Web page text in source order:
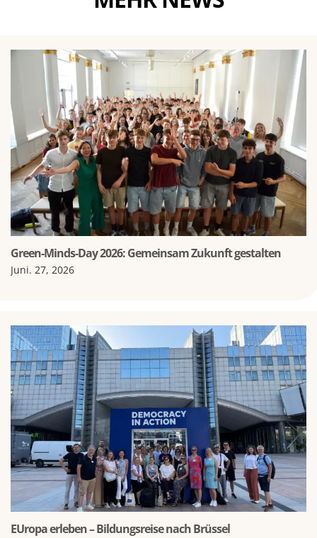
Green-Minds-Day 2026: Gemeinsam Zukunft gestalten
Juni. 27, 2026
EUropa erleben – Bildungsreise nach Brüssel